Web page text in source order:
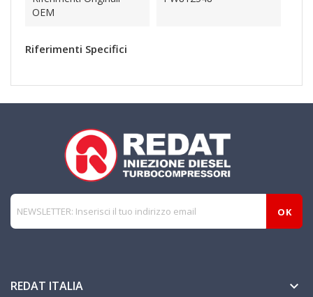
OEM
Riferimenti Specifici
REDAT ITALIA 